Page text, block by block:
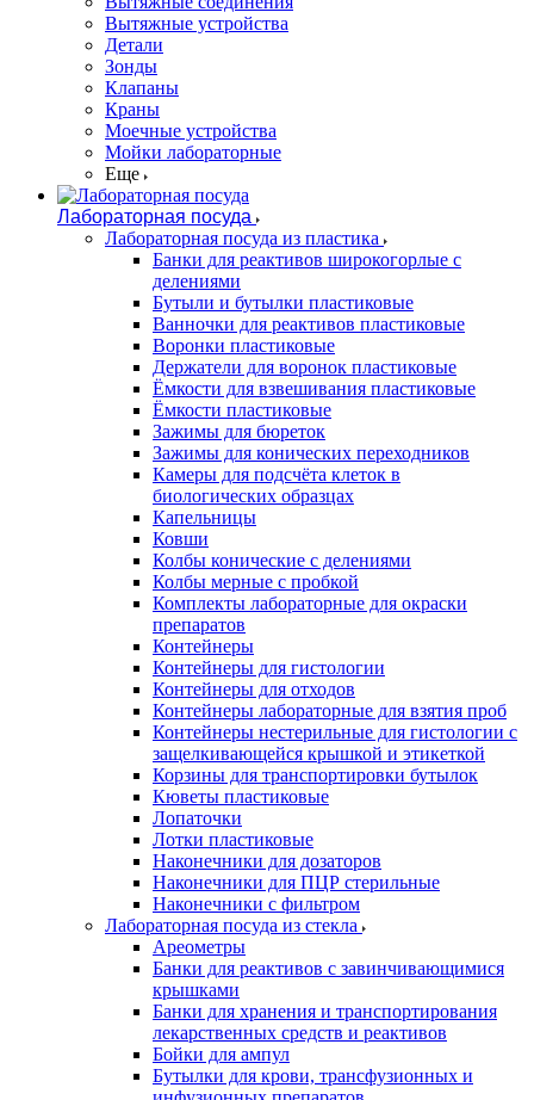
Вытяжные устройства
Детали
Зонды
Клапаны
Краны
Моечные устройства
Мойки лабораторные
Еще
Лабораторная посуда
Лабораторная посуда из пластика
Банки для реактивов широкогорлые с
делениями
Бутыли и бутылки пластиковые
Ванночки для реактивов пластиковые
Воронки пластиковые
Держатели для воронок пластиковые
Ёмкости для взвешивания пластиковые
Ёмкости пластиковые
Зажимы для бюреток
Зажимы для конических переходников
Камеры для подсчёта клеток в
биологических образцах
Капельницы
Ковши
Колбы конические с делениями
Колбы мерные с пробкой
Комплекты лабораторные для окраски
препаратов
Контейнеры
Контейнеры для гистологии
Контейнеры для отходов
Контейнеры лабораторные для взятия проб
Контейнеры нестерильные для гистологии с
защелкивающейся крышкой и этикеткой
Корзины для транспортировки бутылок
Кюветы пластиковые
Лопаточки
Лотки пластиковые
Наконечники для дозаторов
Наконечники для ПЦР стерильные
Наконечники с фильтром
Лабораторная посуда из стекла
Ареометры
Банки для реактивов с завинчивающимися
крышками
Банки для хранения и транспортирования
лекарственных средств и реактивов
Бойки для ампул
Бутылки для крови, трансфузионных и